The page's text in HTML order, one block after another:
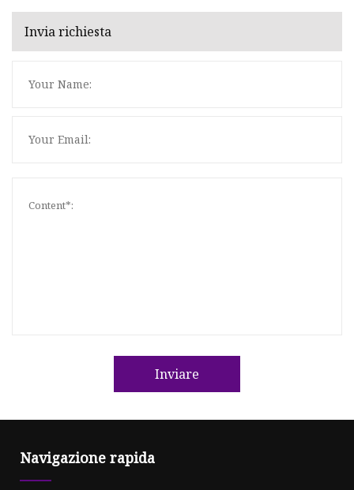
Invia richiesta
Inviare
Navigazione rapida